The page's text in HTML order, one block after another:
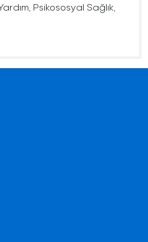
Psikososyal Sağlık,